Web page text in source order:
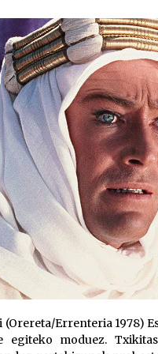
2026/07/16
POTTO: San Pedro jaietako
saioa
2026/07/09
Auritz Iñurrietaren margoak
ikusgai Uribitarte40 aretoan
2026/07/03
(Orereta/Errenteria 1978)
egiteko moduez.